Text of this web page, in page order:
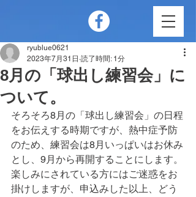
8月の「球出し練習会」に
ついて。
ryublue0621
2023年7月31日 読了時間: 1分
そろそろ8月の「球出し練習会」の日程
をお伝えする時期ですが、熱中症予防
のため、練習会は8月いっぱいはお休み
とし、9月から再開することにします。
楽しみにされている方にはご迷惑をお
掛けしますが、申込みした以上、どう